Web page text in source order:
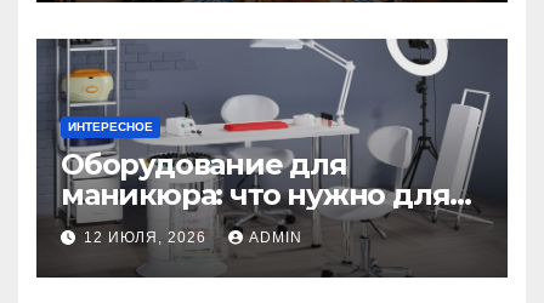
ИНТЕРЕСНОЕ
Оборудование для
маникюра: что нужно для
идеального маникюра
12 ИЮЛЯ, 2026 ADMIN